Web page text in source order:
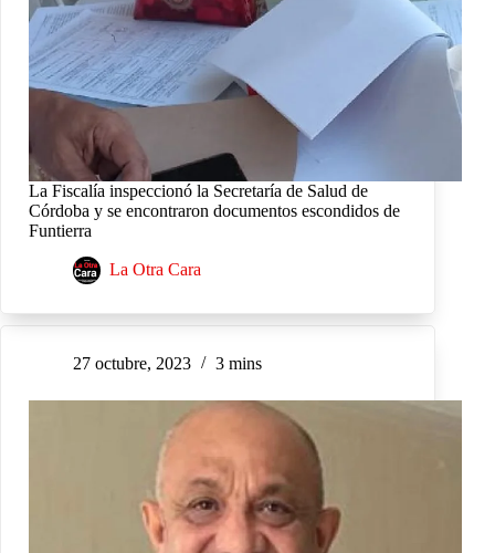
La Fiscalía inspeccionó la Secretaría de Salud de
Córdoba y se encontraron documentos escondidos de
Funtierra
La Otra Cara
27 octubre, 2023 3 mins